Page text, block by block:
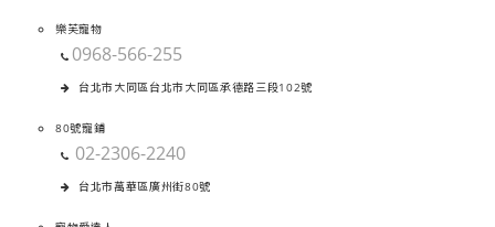
樂芙寵物
0968-566-255
台北市大同區台北市大同區承德路三段102號
80號寵鋪
02-2306-2240
台北市萬華區廣州街80號